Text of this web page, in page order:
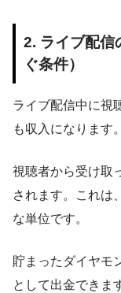
2. ライブ配信
ぐ条件）
ライブ配信中に視
も収入になります。
視聴者から受け取
されます。これは
な単位です。
貯まったダイヤモ
として出金できま